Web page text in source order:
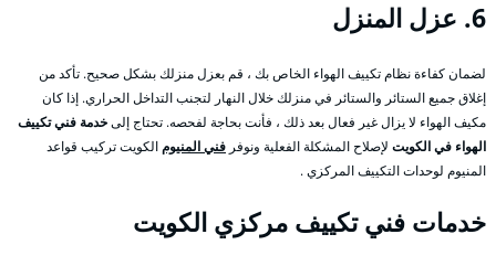
6. عزل المنزل
لضمان كفاءة نظام تكييف الهواء الخاص بك ، قم بعزل منزلك بشكل صحيح. تأكد من
إغلاق جميع الستائر والستائر في منزلك خلال النهار لتجنب التداخل الحراري. إذا كان
مكيف الهواء لا يزال غير فعال بعد ذلك ، فأنت بحاجة لفحصه. تحتاج إلىخدمة فني تكييف
الهواء في الكويت لإصلاح المشكلة الفعلية ونوفر فني المنيومالكويت تركيب قواعد
المنيوم لوحدات التكييف المركزي .
خدمات فني تكييف مركزي الكويت